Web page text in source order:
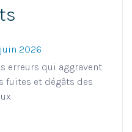
2026
erreurs qui aggravent
fuites et dégâts des